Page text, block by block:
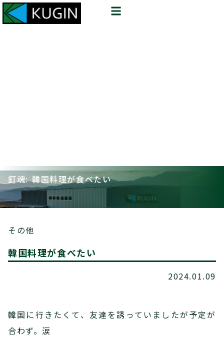
釘魂: 韓国料理が食べたい
その他
韓国料理が食べたい
2024.01.09
韓国に行きたくて、友達を誘っていましたが予定が
合わず。涙